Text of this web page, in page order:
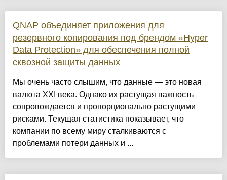
QNAP объединяет приложения для
резервного копирования под брендом «Hyper
Data Protection» для обеспечения полной
сквозной защиты данных
Мы очень часто слышим, что данные — это новая
валюта XXI века. Однако их растущая важность
сопровождается и пропорционально растущими
рисками. Текущая статистика показывает, что
компании по всему миру сталкиваются с
проблемами потери данных и ...